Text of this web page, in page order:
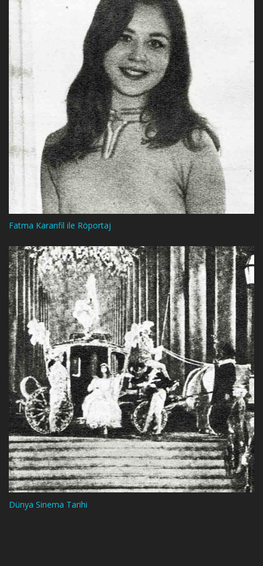
Fatma Karanfil ile Röportaj
Dünya Sinema Tarihi